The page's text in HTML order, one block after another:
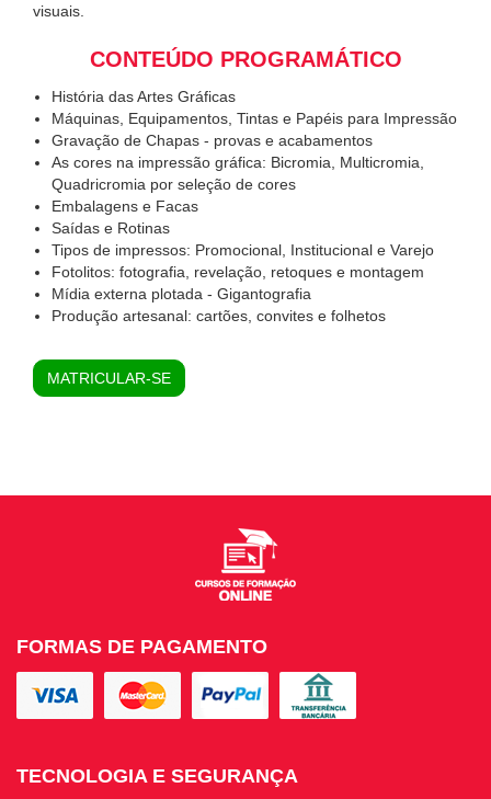
visuais.
CONTEÚDO PROGRAMÁTICO
História das Artes Gráficas
Máquinas, Equipamentos, Tintas e Papéis para Impressão
Gravação de Chapas - provas e acabamentos
As cores na impressão gráfica: Bicromia, Multicromia,
Quadricromia por seleção de cores
Embalagens e Facas
Saídas e Rotinas
Tipos de impressos: Promocional, Institucional e Varejo
Fotolitos: fotografia, revelação, retoques e montagem
Mídia externa plotada - Gigantografia
Produção artesanal: cartões, convites e folhetos
MATRICULAR-SE
FORMAS DE PAGAMENTO
TECNOLOGIA E SEGURANÇA